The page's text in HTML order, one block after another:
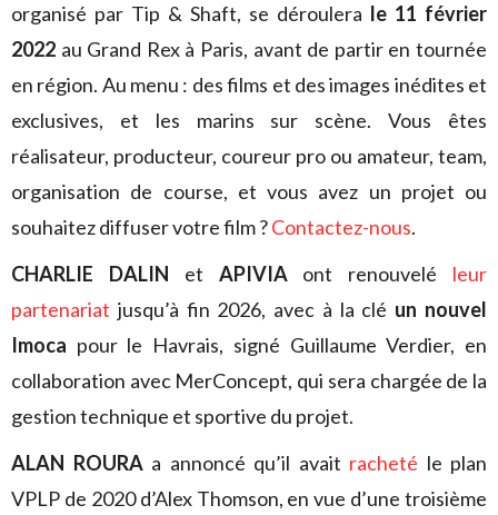
organisé par Tip & Shaft, se déroulera le 11 février
2022 au Grand Rex à Paris, avant de partir en tournée
en région. Au menu : des films et des images inédites et
exclusives, et les marins sur scène. Vous êtes
réalisateur, producteur, coureur pro ou amateur, team,
organisation de course, et vous avez un projet ou
souhaitez diffuser votre film ?Contactez-nous.
CHARLIE DALIN et APIVIAont renouvelé leur
partenariat jusqu’à fin 2026, avec à la clé un nouvel
Imoca pour le Havrais, signé Guillaume Verdier, en
collaboration avec MerConcept, qui sera chargée de la
gestion technique et sportive du projet.
ALAN ROURAa annoncé qu’il avait racheté le plan
VPLP de 2020 d’Alex Thomson, en vue d’une troisième